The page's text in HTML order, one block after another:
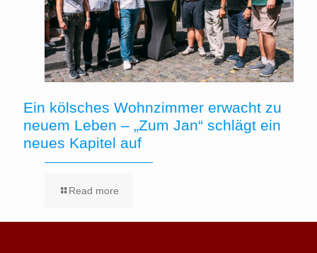
Ein kölsches Wohnzimmer erwacht zu
neuem Leben – „Zum Jan“ schlägt ein
neues Kapitel auf
Read more